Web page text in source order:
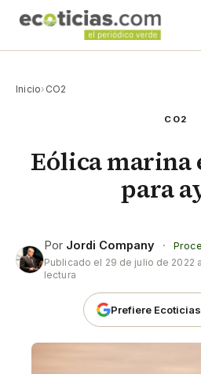
Inicio› CO2
CO2
Eólica marina
para
Por Jordi Company ·
Publicado el 29 de julio de 2022
lectura
Prefiere